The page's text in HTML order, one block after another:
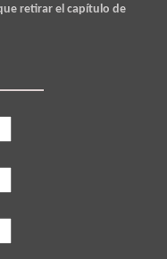
retirar el capítulo de